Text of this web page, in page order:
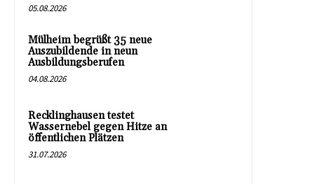
05.08.2026
Mülheim begrüßt 35 neue
Auszubildende in neun
Ausbildungsberufen
04.08.2026
Recklinghausen testet
Wassernebel gegen Hitze an
öffentlichen Plätzen
31.07.2026